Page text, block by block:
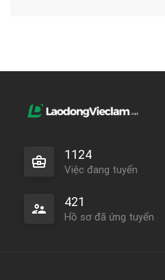
1124
Việc đang tuyển
421
Hồ sơ đã ứng tuyển